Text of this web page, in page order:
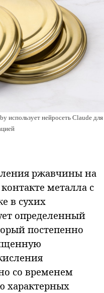
использует нейросеть Claude для
ржавчины на
металла с
в сухих
определенный
постепенно
со временем
характерных